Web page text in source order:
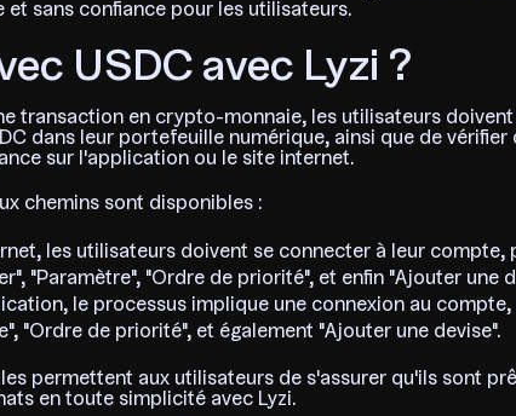
et sans confiance pour les utilisateurs.
USDC avec Lyzi ?
transaction en crypto-monnaie, les utilisateurs
dans leur portefeuille numérique, ainsi que de
sur l'application ou le site internet.
chemins sont disponibles :
les utilisateurs doivent se connecter à leur compte,
"Paramètre", "Ordre de priorité", et enfin "Ajouter une
le processus implique une connexion au compte,
"Ordre de priorité", et également "Ajouter une devise".
permettent aux utilisateurs de s'assurer qu'ils sont
en toute simplicité avec Lyzi.